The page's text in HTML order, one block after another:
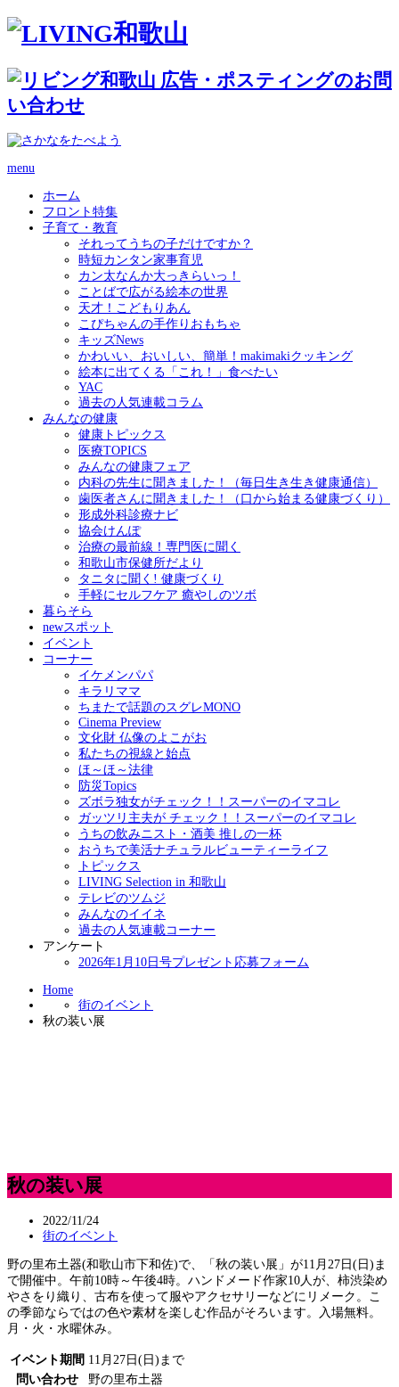
menu
ホーム
フロント特集
子育て・教育
それってうちの子だけですか？
時短カンタン家事育児
カン太なんか大っきらいっ！
ことばで広がる絵本の世界
天才！こどもりあん
こぴちゃんの手作りおもちゃ
キッズNews
かわいい、おいしい、簡単！makimakiクッキング
絵本に出てくる「これ！」食べたい
YAC
過去の人気連載コラム
みんなの健康
健康トピックス
医療TOPICS
みんなの健康フェア
内科の先生に聞きました！（毎日生き生き健康通信）
歯医者さんに聞きました！（口から始まる健康づくり）
形成外科診療ナビ
協会けんぽ
治療の最前線！専門医に聞く
和歌山市保健所だより
タニタに聞く! 健康づくり
手軽にセルフケア 癒やしのツボ
暮らそら
newスポット
イベント
コーナー
イケメンパパ
キラリママ
ちまたで話題のスグレMONO
Cinema Preview
文化財 仏像のよこがお
私たちの視線と始点
ほ～ほ～法律
防災Topics
ズボラ独女がチェック！！スーパーのイマコレ
ガッツリ主夫が チェック！！スーパーのイマコレ
うちの飲みニスト・酒美 推しの一杯
おうちで美活ナチュラルビューティーライフ
トピックス
LIVING Selection in 和歌山
テレビのツムジ
みんなのイイネ
過去の人気連載コーナー
アンケート
2026年1月10日号プレゼント応募フォーム
Home
街のイベント
秋の装い展
秋の装い展
2022/11/24
街のイベント
野の里布土器(和歌山市下和佐)で、「秋の装い展」が11月27日(日)ま
で開催中。午前10時～午後4時。ハンドメード作家10人が、柿渋染め
やさをり織り、古布を使って服やアクセサリーなどにリメーク。こ
の季節ならではの色や素材を楽しむ作品がそろいます。入場無料。
月・火・水曜休み。
イベント期間 11月27日(日)まで
問い合わせ
野の里布土器